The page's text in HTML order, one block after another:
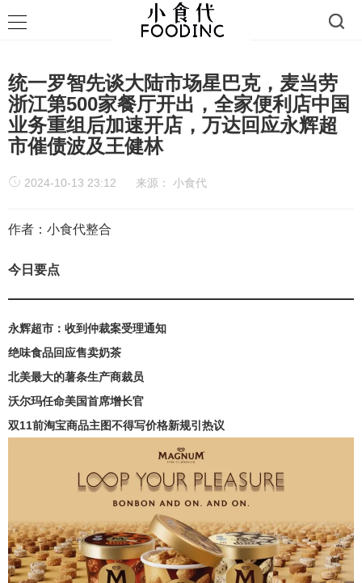
统一罗智先谈大陆市场星巴克，麦当劳
浙江第500家餐厅开出，全家便利店中国
业务重组后加速开店，万达回应永辉超
市催债波及王健林
2024-10-13 23:12 来源： 小食代
作者：小食代整合
今日要点
永辉超市：收到仲裁案受理通知
绝味食品回应售卖奶茶
北美最大的薯条生产商裁员
沃尔玛任命美国首席增长官
双11前淘宝商品主图不得写价格新规引热议